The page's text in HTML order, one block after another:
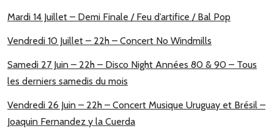
Mardi 14 Juillet – Demi Finale / Feu d’artifice / Bal Pop
Vendredi 10 Juillet – 22h – Concert No Windmills
Samedi 27 Juin – 22h – Disco Night Années 80 & 90 – Tous
les derniers samedis du mois
Vendredi 26 Juin – 22h – Concert Musique Uruguay et Brésil –
Joaquin Fernandez y la Cuerda